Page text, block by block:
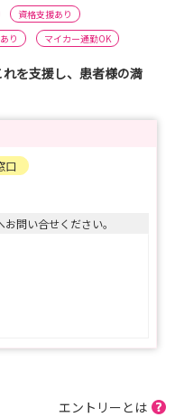
資格支援あり
り マイカー通勤OK
を支援し、患者様の満
口
問い合せください。
エントリーとは